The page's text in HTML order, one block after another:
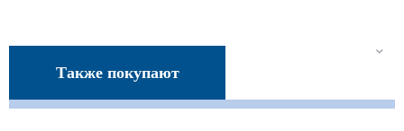
Также покупают